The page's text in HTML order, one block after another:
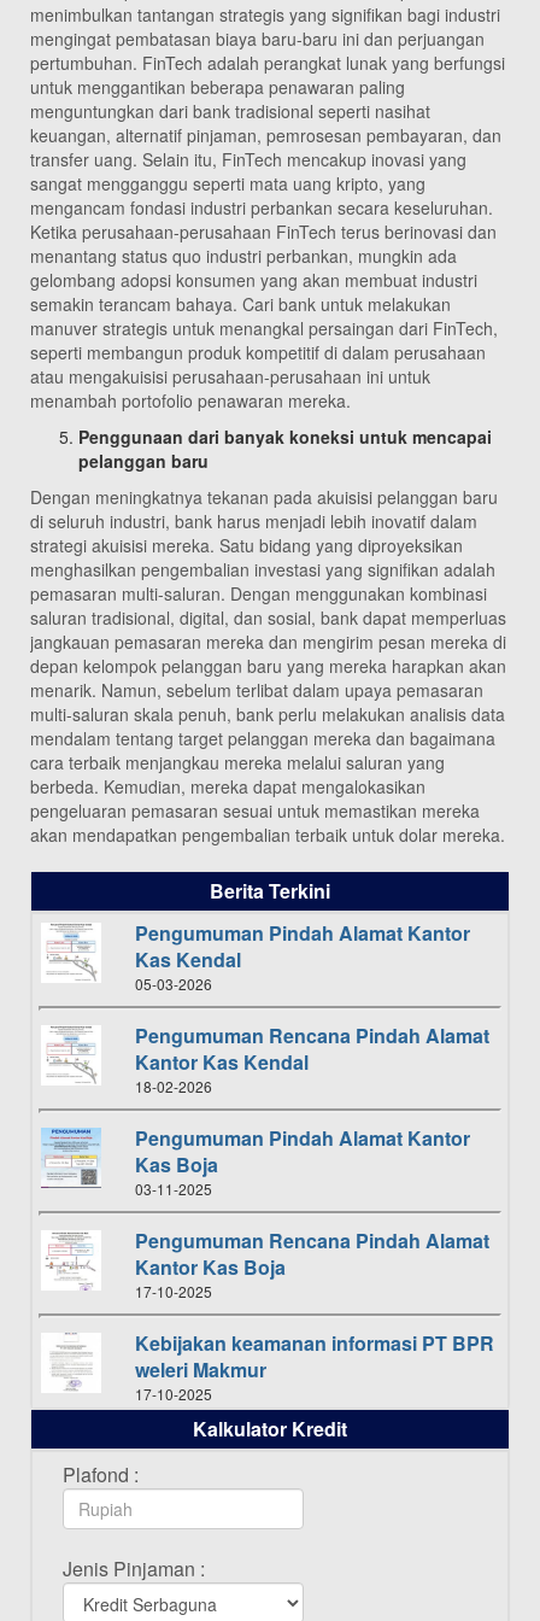
menimbulkan tantangan strategis yang signifikan bagi industri
mengingat pembatasan biaya baru-baru ini dan perjuangan
pertumbuhan. FinTech adalah perangkat lunak yang berfungsi
untuk menggantikan beberapa penawaran paling
menguntungkan dari bank tradisional seperti nasihat
keuangan, alternatif pinjaman, pemrosesan pembayaran, dan
transfer uang. Selain itu, FinTech mencakup inovasi yang
sangat mengganggu seperti mata uang kripto, yang
mengancam fondasi industri perbankan secara keseluruhan.
Ketika perusahaan-perusahaan FinTech terus berinovasi dan
menantang status quo industri perbankan, mungkin ada
gelombang adopsi konsumen yang akan membuat industri
semakin terancam bahaya. Cari bank untuk melakukan
manuver strategis untuk menangkal persaingan dari FinTech,
seperti membangun produk kompetitif di dalam perusahaan
atau mengakuisisi perusahaan-perusahaan ini untuk
menambah portofolio penawaran mereka.
Penggunaan dari banyak koneksi untuk mencapai
pelanggan baru
Dengan meningkatnya tekanan pada akuisisi pelanggan baru
di seluruh industri, bank harus menjadi lebih inovatif dalam
strategi akuisisi mereka. Satu bidang yang diproyeksikan
menghasilkan pengembalian investasi yang signifikan adalah
pemasaran multi-saluran. Dengan menggunakan kombinasi
saluran tradisional, digital, dan sosial, bank dapat memperluas
jangkauan pemasaran mereka dan mengirim pesan mereka di
depan kelompok pelanggan baru yang mereka harapkan akan
menarik. Namun, sebelum terlibat dalam upaya pemasaran
multi-saluran skala penuh, bank perlu melakukan analisis data
mendalam tentang target pelanggan mereka dan bagaimana
cara terbaik menjangkau mereka melalui saluran yang
berbeda. Kemudian, mereka dapat mengalokasikan
pengeluaran pemasaran sesuai untuk memastikan mereka
akan mendapatkan pengembalian terbaik untuk dolar mereka.
Berita Terkini
Pengumuman Pindah Alamat Kantor
Kas Kendal
05-03-2026
Pengumuman Rencana Pindah Alamat
Kantor Kas Kendal
18-02-2026
Pengumuman Pindah Alamat Kantor
Kas Boja
03-11-2025
Pengumuman Rencana Pindah Alamat
Kantor Kas Boja
17-10-2025
Kebijakan keamanan informasi PT BPR
weleri Makmur
17-10-2025
Daftar Pemenang Undian TAMASHA
Bulan Oktober 2025
16-10-2025
Bulan September 2025
20-09-2025
Kalkulator Kredit
Plafond :
Jenis Pinjaman :